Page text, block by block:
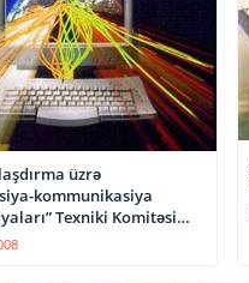
üzrə
kommunikasiya
Texniki Komitəsi